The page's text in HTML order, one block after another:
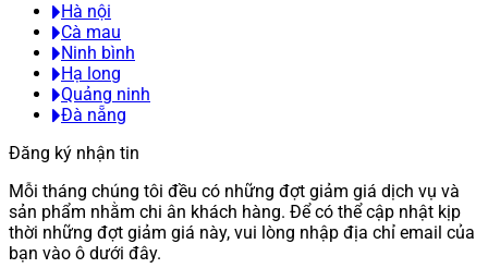
Hà nội
Cà mau
Ninh bình
Hạ long
Quảng ninh
Đà nẵng
Đăng ký nhận tin
Mỗi tháng chúng tôi đều có những đợt giảm giá dịch vụ và
sản phẩm nhằm chi ân khách hàng. Để có thể cập nhật kịp
thời những đợt giảm giá này, vui lòng nhập địa chỉ email của
bạn vào ô dưới đây.